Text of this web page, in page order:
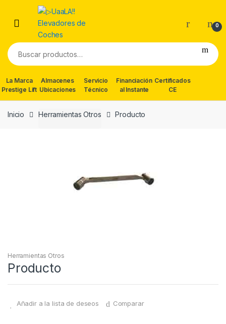
navigation
content
0
Buscar
por:
La Marca
Prestige Lift
Almacenes
Ubicaciones
Servicio
Técnico
Financiación
al Instante
Certificados
CE
Inicio Herramientas Otros Producto
Herramientas Otros
Producto
Añadir a la lista de deseos Comparar